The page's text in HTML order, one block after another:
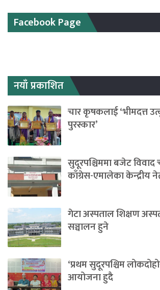
Facebook Page
नयाँ प्रकाशित
चार कृषकलाई ‘भीमदत्त
पुरस्कार’
सुदूरपश्चिममा बजेट विवाद
काँग्रेस-एमालेका केन्द्रीय
गेटा अस्पताल शिक्षण
सञ्चालन हुने
‘प्रथम सुदूरपश्चिम
आयोजना हुदै